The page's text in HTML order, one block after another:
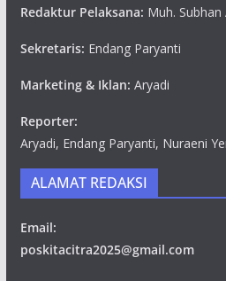
Redaktur Pelaksana: Muh.
Sekretaris: Endang Paryanti
Marketing & Iklan: Aryadi
Reporter:
Aryadi, Endang Paryanti, Nuraeni
ALAMAT REDAKSI
Email:
poskitacitra2025@gmail.com